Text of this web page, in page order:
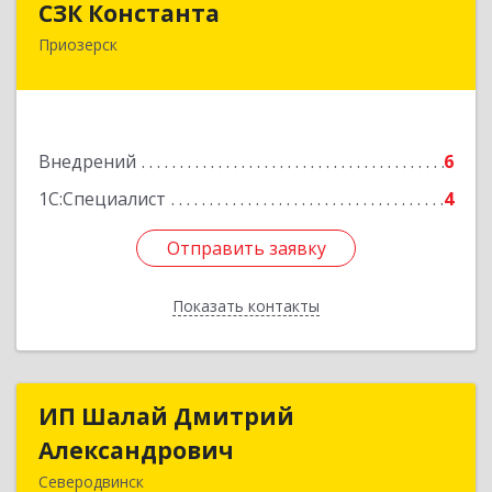
СЗК Константа
Приозерск
Внедрений
6
1С:Специалист
4
Отправить заявку
Показать контакты
188760, Ленинградская обл, Приозерск г,
Отправить заявку
Назад
ИП Шалай Дмитрий
Александрович
Северодвинск
ИП Шалай Дмитрий